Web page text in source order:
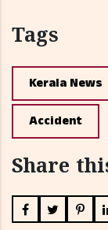
Tags
Kerala News
Accident
Share